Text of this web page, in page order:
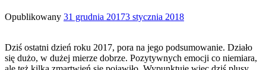
Opublikowany 31 grudnia 20173 stycznia 2018
Dziś ostatni dzień roku 2017, pora na jego podsumowanie. Działo
się dużo, w dużej mierze dobrze. Pozytywnych emocji co niemiara,